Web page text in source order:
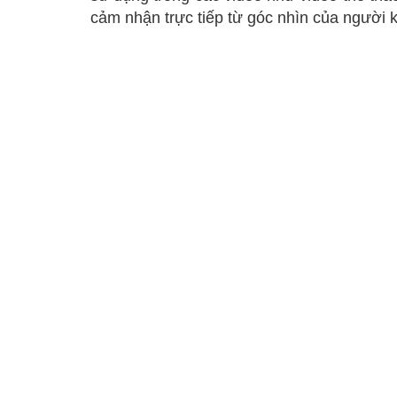
cảm nhận trực tiếp từ góc nhìn của người